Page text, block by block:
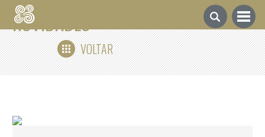
NOVIDADES
VOLTAR